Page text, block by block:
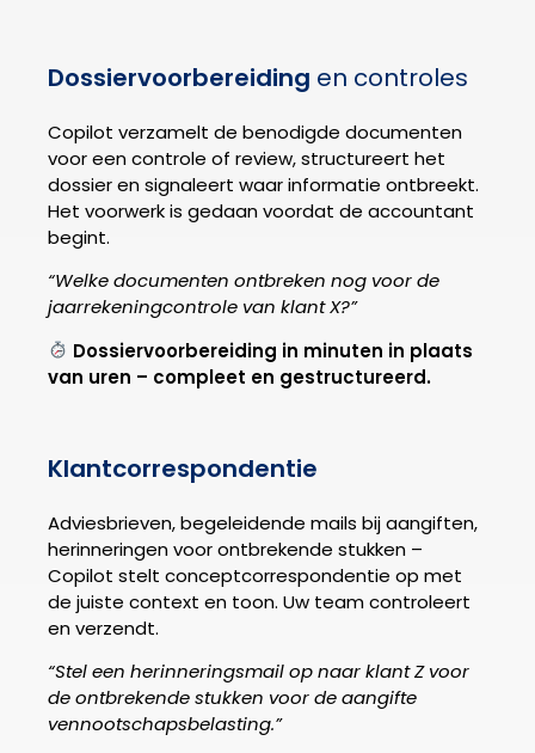
Dossiervoorbereiding en controles
Copilot verzamelt de benodigde documenten
voor een controle of review, structureert het
dossier en signaleert waar informatie ontbreekt.
Het voorwerk is gedaan voordat de accountant
begint.
“Welke documenten ontbreken nog voor de
jaarrekeningcontrole van klant X?”
Dossiervoorbereiding in minuten in plaats
van uren – compleet en gestructureerd.
Klantcorrespondentie
Adviesbrieven, begeleidende mails bij aangiften,
herinneringen voor ontbrekende stukken –
Copilot stelt conceptcorrespondentie op met
de juiste context en toon. Uw team controleert
en verzendt.
“Stel een herinneringsmail op naar klant Z voor
de ontbrekende stukken voor de aangifte
vennootschapsbelasting.”